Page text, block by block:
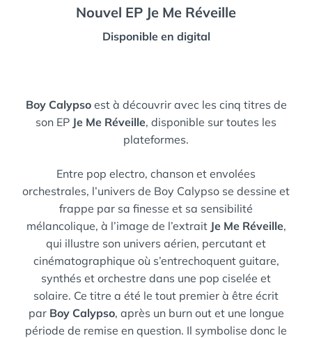
Nouvel EP Je Me Réveille
Disponible en digital
Boy Calypsoest à découvrir avec les cinq titres de
son EP Je Me Réveille, disponible sur toutes les
plateformes.
Entre pop electro, chanson et envolées
orchestrales, l’univers de Boy Calypso se dessine et
frappe par sa finesse et sa sensibilité
mélancolique, à l’image de l’extrait Je Me Réveille,
qui illustre son univers aérien, percutant et
cinématographique où s’entrechoquent guitare,
synthés et orchestre dans une pop ciselée et
solaire. Ce titre a été le tout premier à être écrit
par Boy Calypso, après un burn out et une longue
période de remise en question. Il symbolise donc le